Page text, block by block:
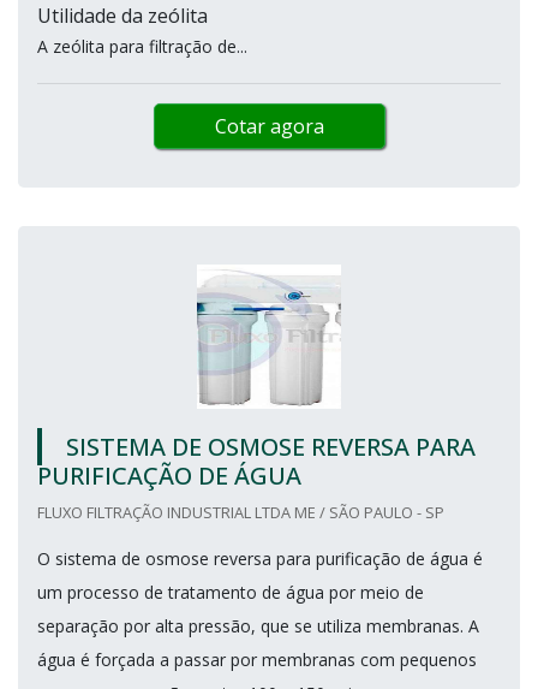
Utilidade da zeólita
A zeólita para filtração de...
Cotar agora
SISTEMA DE OSMOSE REVERSA PARA
PURIFICAÇÃO DE ÁGUA
FLUXO FILTRAÇÃO INDUSTRIAL LTDA ME / SÃO PAULO - SP
O sistema de osmose reversa para purificação de água é
um processo de tratamento de água por meio de
separação por alta pressão, que se utiliza membranas. A
água é forçada a passar por membranas com pequenos